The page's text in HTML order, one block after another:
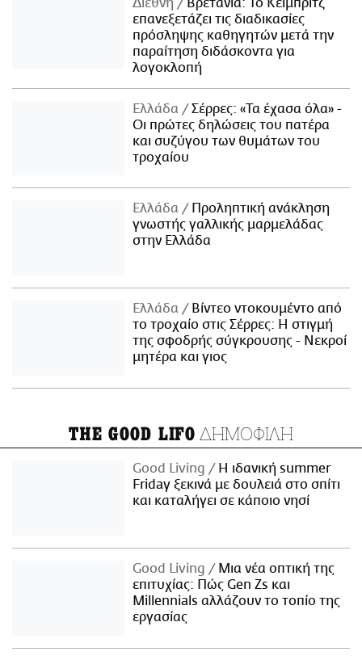
επανεξετάζει τις διαδικασίες
πρόσληψης καθηγητών μετά την
παραίτηση διδάσκοντα για
λογοκλοπή
Ελλάδα
Σέρρες: «Τα έχασα όλα» -
Οι πρώτες δηλώσεις του πατέρα
και συζύγου των θυμάτων του
τροχαίου
Ελλάδα
Προληπτική ανάκληση
γνωστής γαλλικής μαρμελάδας
στην Ελλάδα
Ελλάδα
Βίντεο ντοκουμέντο από
το τροχαίο στις Σέρρες: Η στιγμή
της σφοδρής σύγκρουσης - Νεκροί
μητέρα και γιος
THE GOOD LIFO ΔΗΜΟΦΙΛΗ
Good Living
Η ιδανική summer
Friday ξεκινά με δουλειά στο σπίτι
και καταλήγει σε κάποιο νησί
Good Living
Μια νέα οπτική της
επιτυχίας: Πώς Gen Zs και
Millennials αλλάζουν το τοπίο της
εργασίας